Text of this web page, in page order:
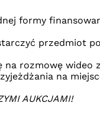
formy
przedmiot
na rozmowę
na
AUKCJAMI!